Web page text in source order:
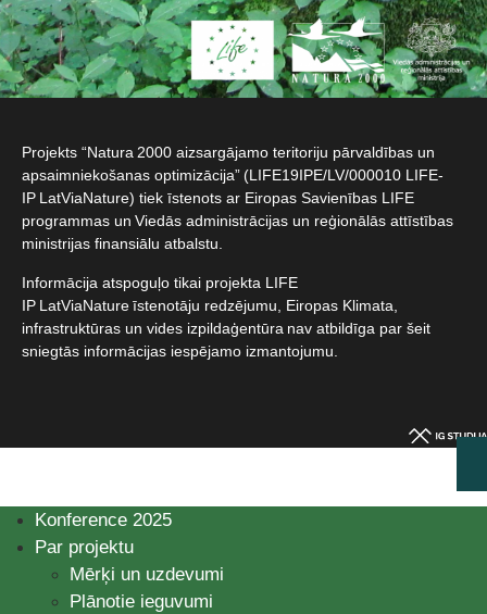
Projekts “Natura 2000 aizsargājamo teritoriju pārvaldības un
apsaimniekošanas optimizācija” (LIFE19IPE/LV/000010 LIFE-
IP LatViaNature) tiek īstenots ar Eiropas Savienības LIFE
programmas un Viedās administrācijas un reģionālās attīstības
ministrijas finansiālu atbalstu.​
Informācija atspoguļo tikai projekta LIFE
IP LatViaNature īstenotāju redzējumu, Eiropas Klimata,
infrastruktūras un vides izpildaģentūra nav atbildīga par šeit
sniegtās informācijas iespējamo izmantojumu.​
Konference 2025
Par projektu
Mērķi un uzdevumi
Plānotie ieguvumi